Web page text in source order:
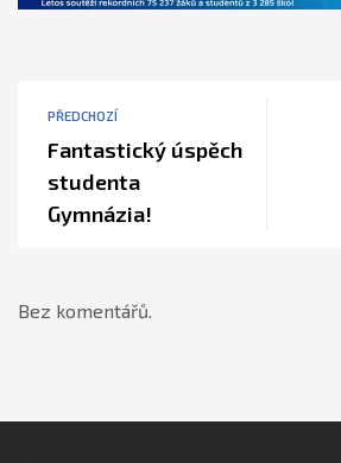
PŘEDCHOZÍ
Fantastický úspěch
studenta
Gymnázia!
Bez komentářů.